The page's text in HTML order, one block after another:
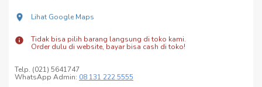
Lihat Google Maps
Tidak bisa pilih barang langsung di toko kami.
Order dulu di website, bayar bisa cash di toko!
Telp. (021) 5641747
WhatsApp Admin: 08 131 222 5555